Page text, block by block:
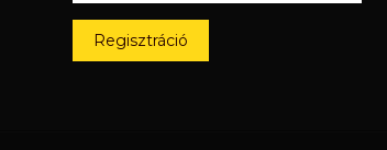
Regisztráció